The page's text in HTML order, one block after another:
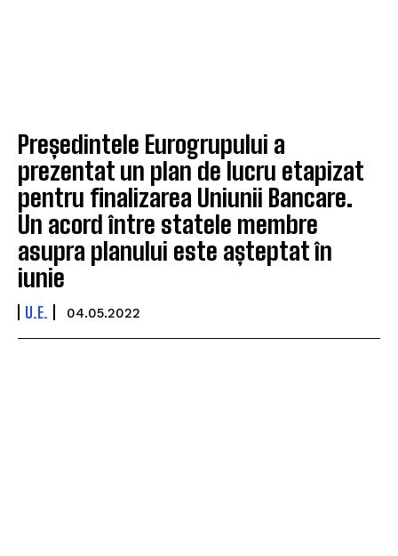
Președintele Eurogrupului a
prezentat un plan de lucru etapizat
pentru finalizarea Uniunii Bancare.
Un acord între statele membre
asupra planului este așteptat în
iunie
U.E. 04.05.2022